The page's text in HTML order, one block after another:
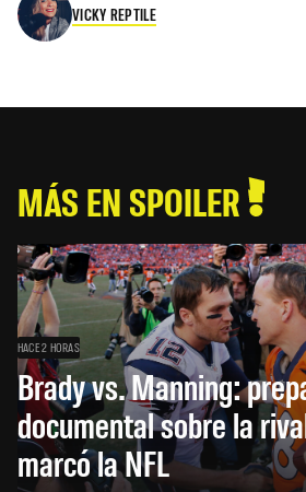
VICKY REPTILE
MÁS EN SPOILER
HACE 2 HORAS
Brady vs. Manning:
documental sobre la
marcó la NFL